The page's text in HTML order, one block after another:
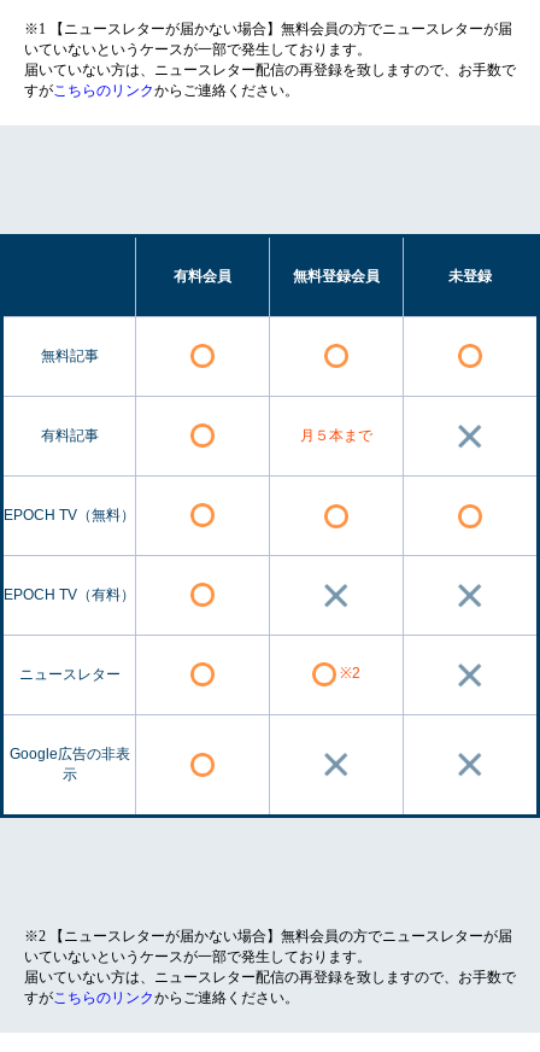
※1 【ニュースレターが届かない場合】無料会員の方でニュースレターが届
いていないというケースが一部で発生しております。
届いていない方は、ニュースレター配信の再登録を致しますので、お手数で
すがこちらのリンクからご連絡ください。
有料会員 無料登録会員 未登録
無料記事
有料記事 月５本まで
EPOCH TV（無料）
EPOCH TV（有料）
ニュースレター ※2
Google広告の非表
示
※2 【ニュースレターが届かない場合】無料会員の方でニュースレターが届
いていないというケースが一部で発生しております。
届いていない方は、ニュースレター配信の再登録を致しますので、お手数で
すがこちらのリンクからご連絡ください。